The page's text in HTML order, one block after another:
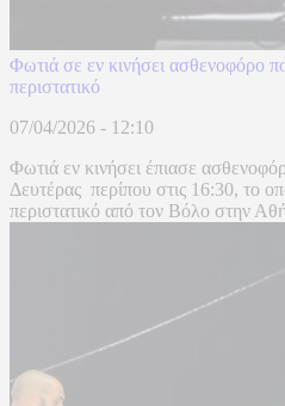
Φωτιά σε εν κινήσει ασθενοφόρο
περιστατικό
07/04/2026 - 12:10
Φωτιά εν κινήσει έπιασε
Δευτέρας περίπου στις 16:30, το
περιστατικό από τον Βόλο στην